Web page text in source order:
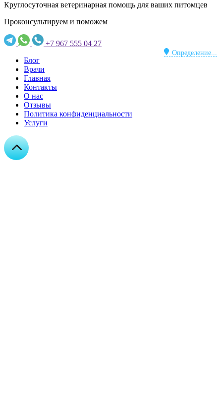
Круглосуточная ветеринарная помощь для ваших питомцев
Проконсультируем и поможем
+7 967 555 04 27
Определение...
Блог
Врачи
Главная
Контакты
О нас
Отзывы
Политика конфиденциальности
Услуги